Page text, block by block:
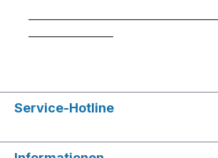
Service-Hotline